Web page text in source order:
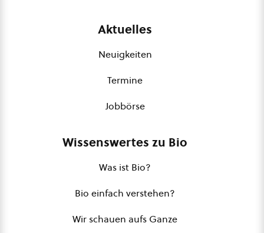
Aktuelles
Neuigkeiten
Termine
Jobbörse
Wissenswertes zu Bio
Was ist Bio?
Bio einfach verstehen?
Wir schauen aufs Ganze